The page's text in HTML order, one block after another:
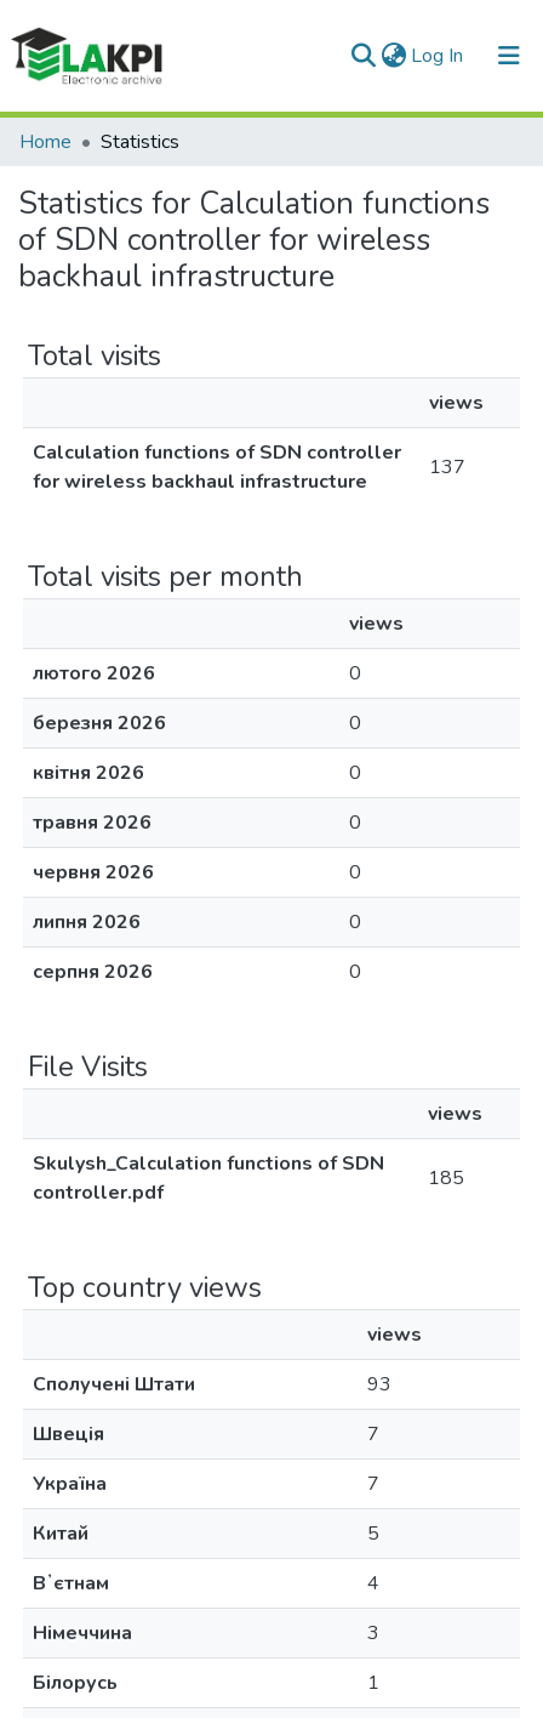
Log In (current)
Communities & Collections
All of DSpace
Home Statistics
Statistics for Calculation functions
of SDN controller for wireless
backhaul infrastructure
Total visits
views
Calculation functions of SDN controller
for wireless backhaul infrastructure
137
Total visits per month
views
лютого 2026
0
березня 2026
0
квітня 2026
0
травня 2026
0
червня 2026
0
липня 2026
0
серпня 2026
0
File Visits
views
Skulysh_Calculation functions of SDN
controller.pdf
185
Top country views
views
Сполучені Штати
93
Швеція
7
Україна
7
Китай
5
Вʼєтнам
4
Німеччина
3
Білорусь
1